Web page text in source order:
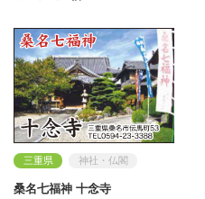
三重県 神社・仏閣
桑名七福神 十念寺